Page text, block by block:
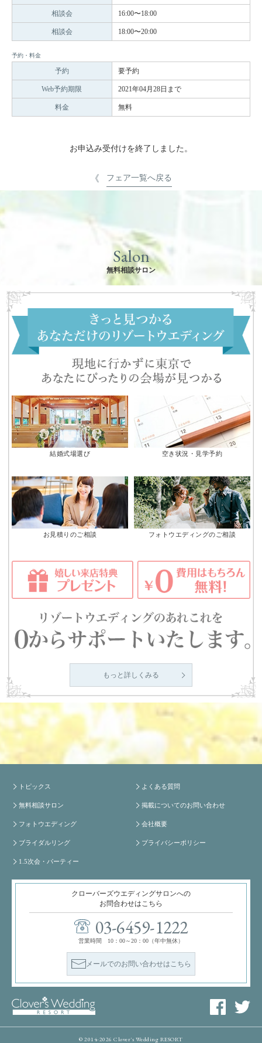
相談会 16:00〜18:00
相談会 18:00〜20:00
予約・料金
予約 要予約
Web予約期限 2021年04月28日まで
料金 無料
お申込み受付けを終了しました。
フェア一覧へ戻る
Salon
無料相談サロン
結婚式場選び 空き状況・見学予約
お見積りのご相談 フォトウエディングのご相談
もっと詳しくみる
トピックス
無料相談サロン
フォトウエディング
ブライダルリング
1.5次会・パーティー
よくある質問
掲載についてのお問い合わせ
会社概要
プライバシーポリシー
クローバーズウエディングサロンへの
お問合わせはこちら
03-6459-1222
営業時間 10：00～20：00（年中無休）
メールでのお問い合わせはこちら
© 2014-2026 Clover's Wedding RESORT